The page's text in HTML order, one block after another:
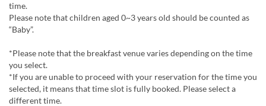
time.
Please note that children aged 0~3 years old should be counted as
“Baby”.
*Please note that the breakfast venue varies depending on the time
you select.
*If you are unable to proceed with your reservation for the time you
selected, it means that time slot is fully booked. Please select a
different time.